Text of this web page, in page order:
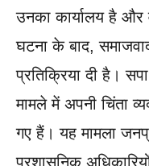
उनका कार्यालय है
घटना के बाद,
प्रतिक्रिया दी है।
मामले में अपनी चिंता
गए हैं। यह मामला
प्रशासनिक